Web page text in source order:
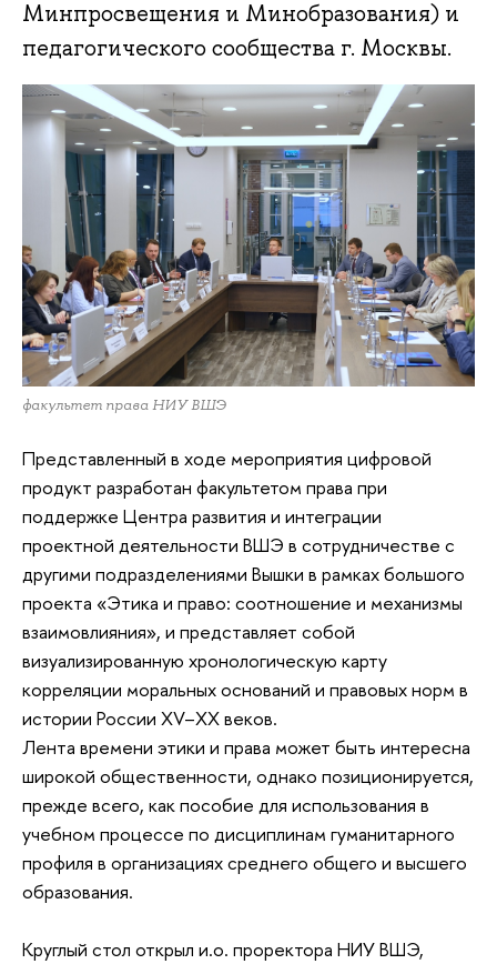
Минпросвещения и Минобразования) и
педагогического сообщества г. Москвы.
факультет права НИУ ВШЭ
Представленный в ходе мероприятия цифровой
продукт разработан факультетом права при
поддержке Центра развития и интеграции
проектной деятельности ВШЭ в сотрудничестве с
другими подразделениями Вышки в рамках большого
проекта «Этика и право: соотношение и механизмы
взаимовлияния», и представляет собой
визуализированную хронологическую карту
корреляции моральных оснований и правовых норм в
истории России XV–XX веков.
Лента времени этики и права может быть интересна
широкой общественности, однако позиционируется,
прежде всего, как пособие для использования в
учебном процессе по дисциплинам гуманитарного
профиля в организациях среднего общего и высшего
образования.
Круглый стол открыл и.о. проректора НИУ ВШЭ,